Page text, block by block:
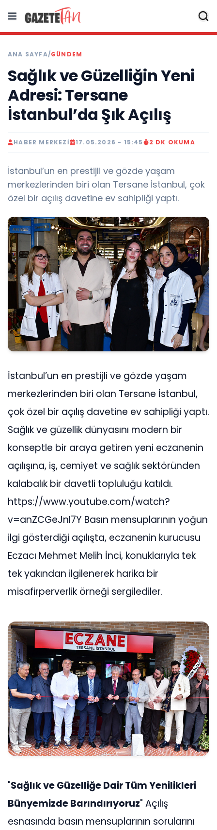
ANA SAYFA/GÜNDEM
Sağlık ve Güzelliğin Yeni
Adresi: Tersane
İstanbul’da Şık Açılış
HABER MERKEZI 17.05.2026 - 15:45 2 DK OKUMA
İstanbul’un en prestijli ve gözde yaşam
merkezlerinden biri olan Tersane İstanbul, çok
özel bir açılış davetine ev sahipliği yaptı.
İstanbul’un en prestijli ve gözde yaşam
merkezlerinden biri olan Tersane İstanbul,
çok özel bir açılış davetine ev sahipliği yaptı.
Sağlık ve güzellik dünyasını modern bir
konseptle bir araya getiren yeni eczanenin
açılışına, iş, cemiyet ve sağlık sektöründen
kalabalık bir davetli topluluğu katıldı.
https://www.youtube.com/watch?
v=anZCGeJnI7Y Basın mensuplarının yoğun
ilgi gösterdiği açılışta, eczanenin kurucusu
Eczacı Mehmet Melih İnci, konuklarıyla tek
tek yakından ilgilenerek harika bir
misafirperverlik örneği sergilediler.
"Sağlık ve Güzelliğe Dair Tüm Yenilikleri
Bünyemizde Barındırıyoruz" Açılış
esnasında basın mensuplarının sorularını